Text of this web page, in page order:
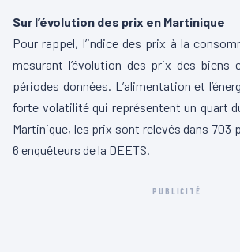
Sur l’évolution des prix en Martinique
Pour rappel, l’indice des prix à la
mesurant l’évolution des prix des biens
périodes données. L’alimentation et
forte volatilité qui représentent un quart
Martinique, les prix sont relevés dans 703
6 enquêteurs de la DEETS.
PUBLICITÉ